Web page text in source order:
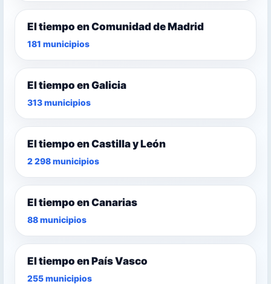
El tiempo en Comunidad de Madrid
181 municipios
El tiempo en Galicia
313 municipios
El tiempo en Castilla y León
2 298 municipios
El tiempo en Canarias
88 municipios
El tiempo en País Vasco
255 municipios